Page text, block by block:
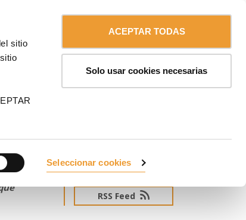
sitio
Seleccionar cookies
ACEPTAR TODAS
Solo usar cookies necesarias
SUSCRÍBETE AL NEWSLETTER
RSS Feed